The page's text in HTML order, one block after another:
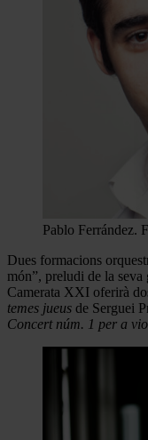
Pablo Ferrández.
Dues formacions
món”, preludi de la
Camerata XXI oferirà
temes jueus de Serguei
Concert núm. 1 per a